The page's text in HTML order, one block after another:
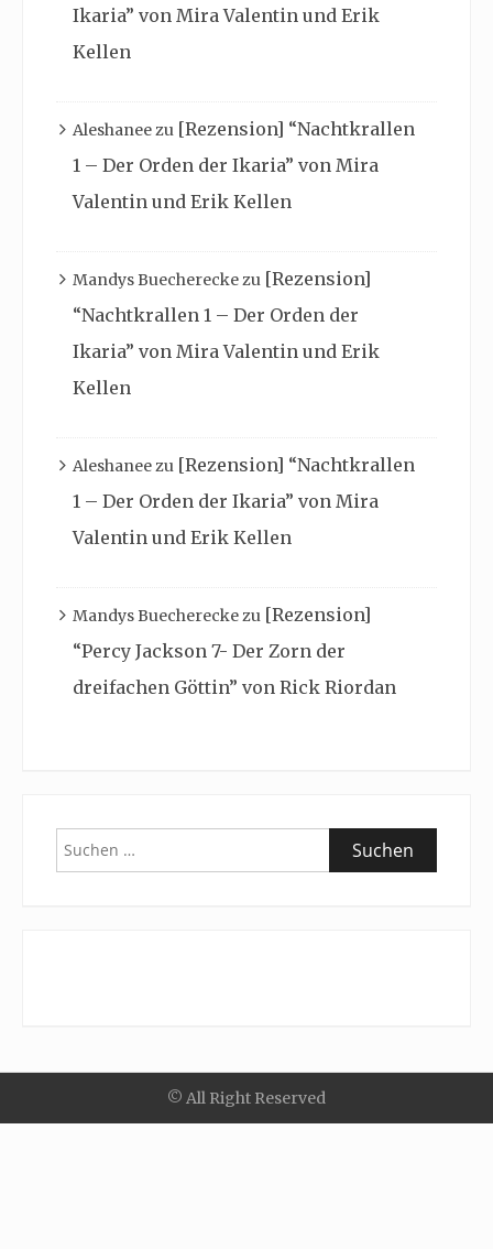
Ikaria” von Mira Valentin und Erik
Kellen
Aleshaneezu [Rezension] “Nachtkrallen
1 – Der Orden der Ikaria” von Mira
Valentin und Erik Kellen
Mandys Buechereckezu [Rezension]
“Nachtkrallen 1 – Der Orden der
Ikaria” von Mira Valentin und Erik
Kellen
Aleshaneezu [Rezension] “Nachtkrallen
1 – Der Orden der Ikaria” von Mira
Valentin und Erik Kellen
Mandys Buechereckezu [Rezension]
“Percy Jackson 7- Der Zorn der
dreifachen Göttin” von Rick Riordan
Suchen
nach:
© All Right Reserved